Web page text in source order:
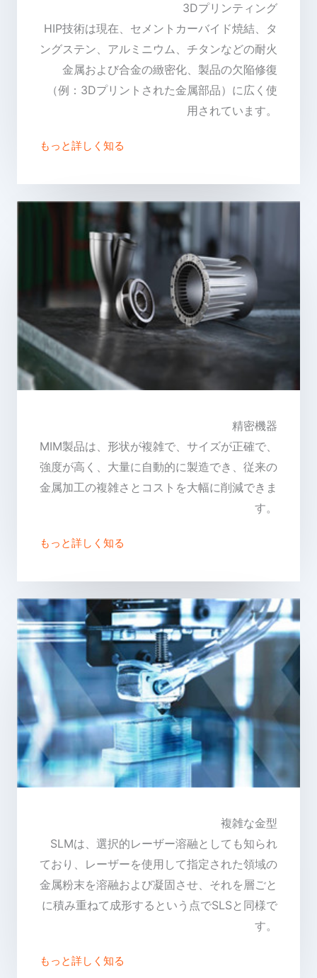
3Dプリンティング
HIP技術は現在、セメントカーバイド焼結、タ
ングステン、アルミニウム、チタンなどの耐火
金属および合金の緻密化、製品の欠陥修復
（例：3Dプリントされた金属部品）に広く使
用されています。
もっと詳しく知る
精密機器
MIM製品は、形状が複雑で、サイズが正確で、
強度が高く、大量に自動的に製造でき、従来の
金属加工の複雑さとコストを大幅に削減できま
す。
もっと詳しく知る
複雑な金型
SLMは、選択的レーザー溶融としても知られ
ており、レーザーを使用して指定された領域の
金属粉末を溶融および凝固させ、それを層ごと
に積み重ねて成形するという点でSLSと同様で
す。
もっと詳しく知る